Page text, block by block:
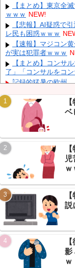
中国「大豪雨！」
台風13号「中国上陸
同時上陸！（穀物生
長崎の語り部のお
と言われびっくり
「あきれてモノが
住許可要件の厳格化
ウクライナがモス
NEW!
Powered by
【まとめ】東京全
ｗｗｗ NEW!
【悲報】AI疑惑で
レ民も困惑ｗｗｗ
【速報】マジコン
が実は犯罪者ｗｗｗ
【まとめ】コンサ
了」「コンサルをコ
記録的猛暑の欧州
【驚愕】 新幹線じ
省した結果ｗｗｗｗｗ
【悲報】 大分県、
【訃報】小川真由
スポ+民悼む声 NEW!
【悲報】 取引先専
しか使わないけど本
『こう』なったんだ
Powered by
ベ
ｗ
説
影
ｗ